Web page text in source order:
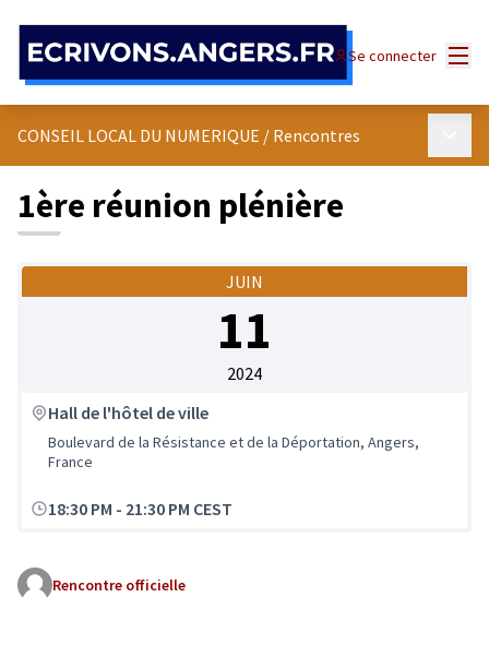
Se connecter
CONSEIL LOCAL DU NUMERIQUE / Rencontres
1ère réunion plénière
JUIN
11
2024
Hall de l'hôtel de ville
Boulevard de la Résistance et de la Déportation, Angers,
France
18:30 PM - 21:30 PM CEST
Rencontre officielle